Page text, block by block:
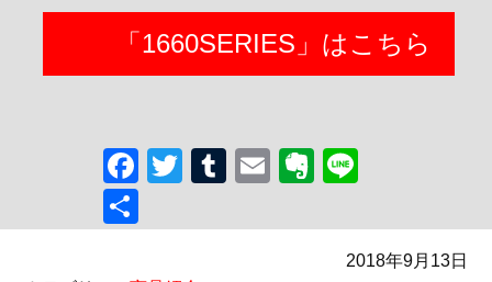
「1660SERIES」はこちら
Facebook
Twitter
Tumblr
EmailEvernote
有
2018年9月13日